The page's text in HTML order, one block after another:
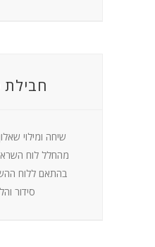
חבילת
שיחה ומילוי
מהחלל לוח
בהתאם ללוח
סידור